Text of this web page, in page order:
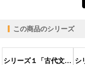
【PC版ConTenDoビューア】
この商品のシリーズ
シリーズ１「古代文化とその伝道者」